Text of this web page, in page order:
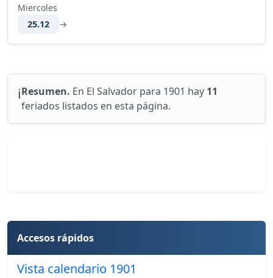
Miercoles
25.12
→
ℹ️Resumen. En El Salvador para 1901 hay 11
feriados listados en esta página.
Accesos rápidos
Vista calendario 1901